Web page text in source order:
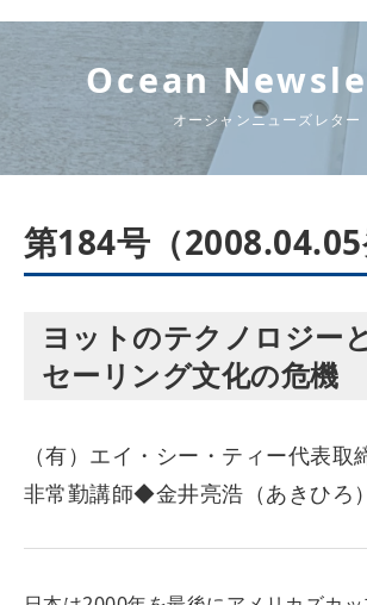
Ocean
オーシャンニューズレター
第184号（2008.04.05
ヨットのテクノロジー
セーリング文化の危機
（有）エイ・シー・ティー代表取
非常勤講師◆金井亮浩（あきひろ）